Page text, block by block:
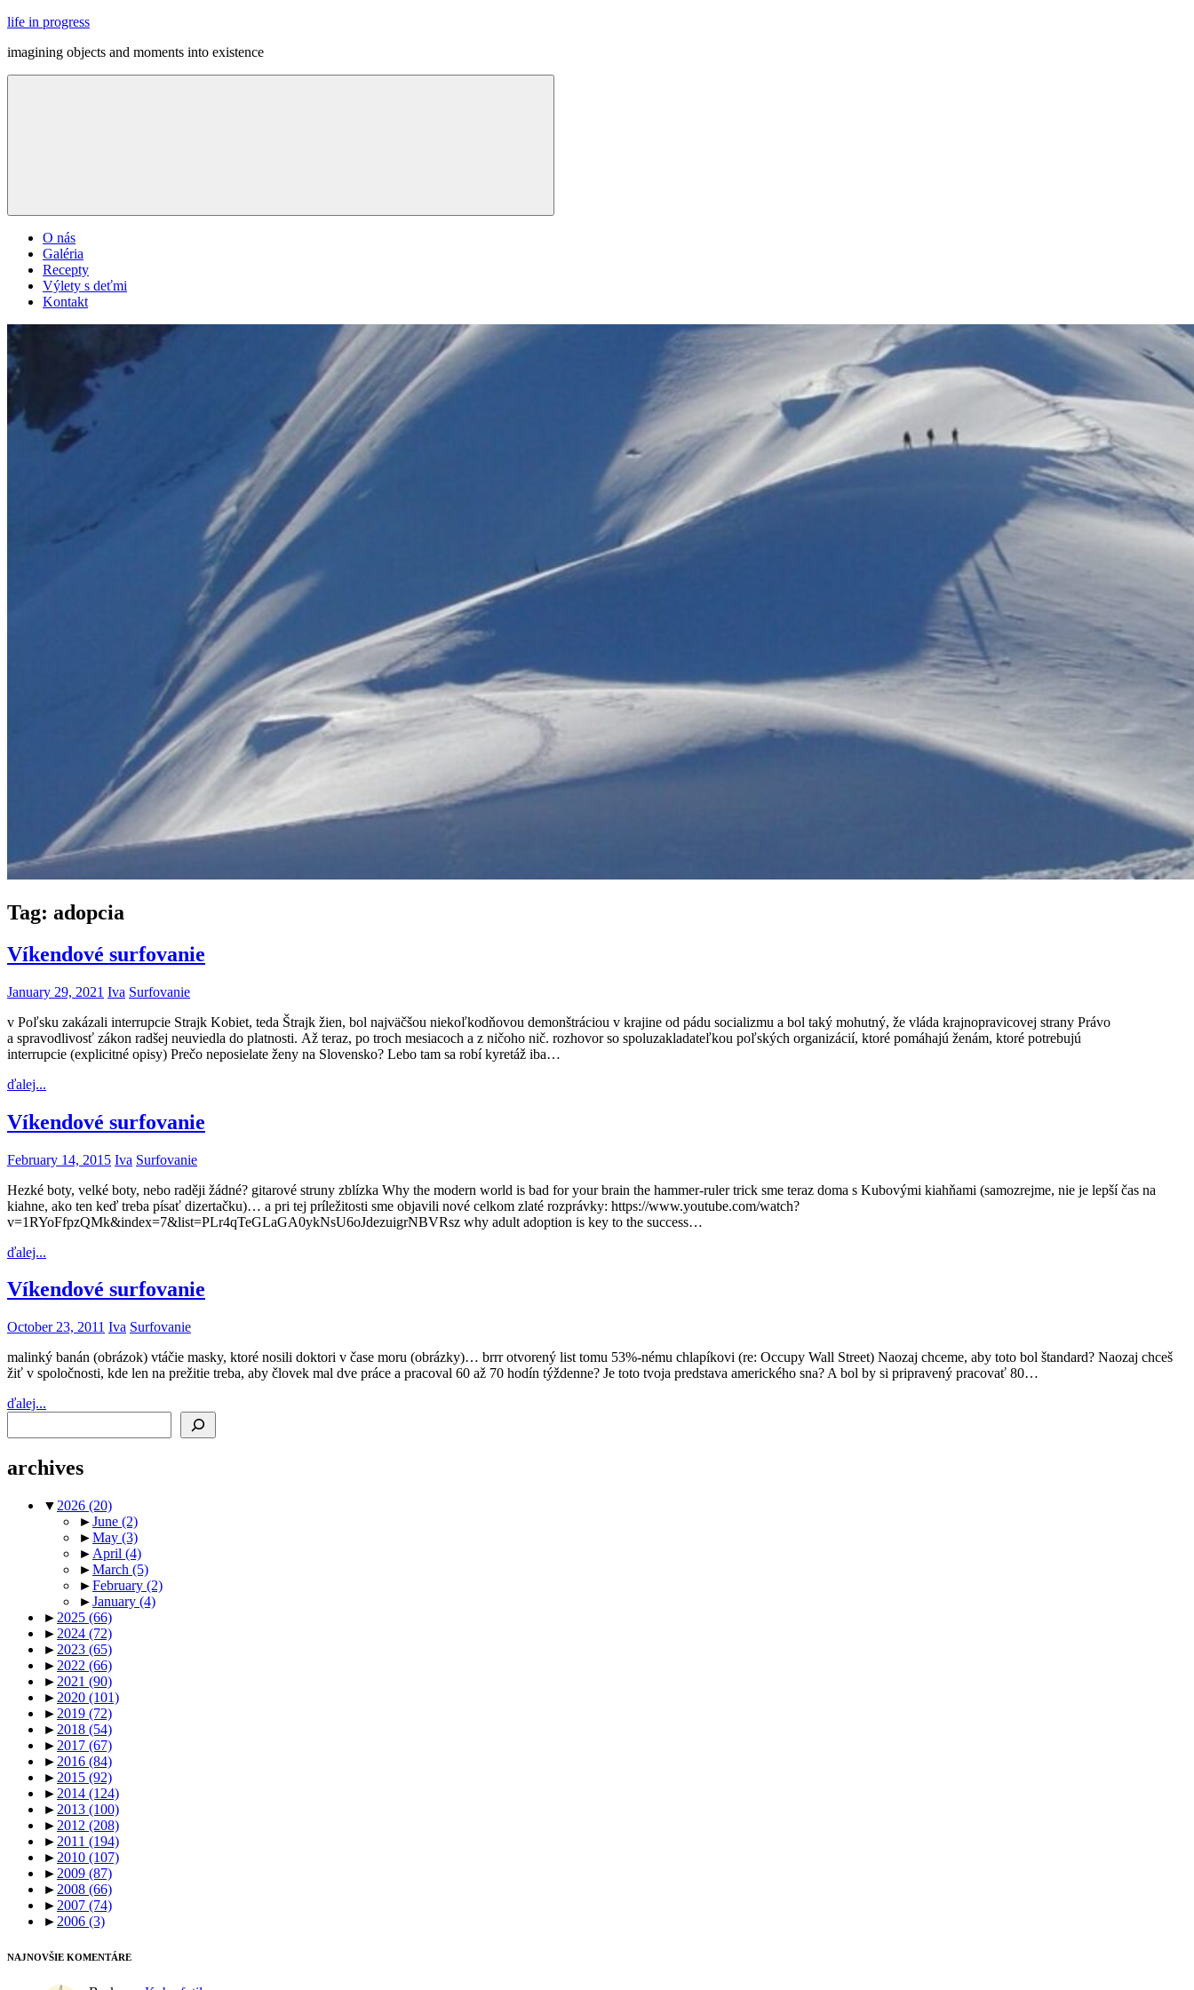
Skip
content
life in progress
imagining objects and moments into existence
Menu
O nás
Galéria
Recepty
Výlety s deťmi
Kontakt
Tag: adopcia
Víkendové surfovanie
January 29, 2021 Iva Surfovanie
v Poľsku zakázali interrupcie Strajk Kobiet, teda Štrajk žien, bol najväčšou niekoľkodňovou demonštráciou v krajine od pádu socializmu a bol taký mohutný, že vláda krajnopravicovej strany Právo
a spravodlivosť zákon radšej neuviedla do platnosti. Až teraz, po troch mesiacoch a z ničoho nič. rozhovor so spoluzakladateľkou poľských organizácií, ktoré pomáhajú ženám, ktoré potrebujú
interrupcie (explicitné opisy) Prečo neposielate ženy na Slovensko? Lebo tam sa robí kyretáž iba…
ďalej...
Víkendové surfovanie
February 14, 2015 Iva Surfovanie
Hezké boty, velké boty, nebo raději žádné? gitarové struny zblízka Why the modern world is bad for your brain the hammer-ruler trick sme teraz doma s Kubovými kiahňami (samozrejme, nie je lepší čas na
kiahne, ako ten keď treba písať dizertačku)… a pri tej príležitosti sme objavili nové celkom zlaté rozprávky: https://www.youtube.com/watch?
v=1RYoFfpzQMk&index=7&list=PLr4qTeGLaGA0ykNsU6oJdezuigrNBVRsz why adult adoption is key to the success…
ďalej...
Víkendové surfovanie
October 23, 2011 Iva Surfovanie
malinký banán (obrázok) vtáčie masky, ktoré nosili doktori v čase moru (obrázky)… brrr otvorený list tomu 53%-nému chlapíkovi (re: Occupy Wall Street) Naozaj chceme, aby toto bol štandard? Naozaj chceš
žiť v spoločnosti, kde len na prežitie treba, aby človek mal dve práce a pracoval 60 až 70 hodín týždenne? Je toto tvoja predstava amerického sna? A bol by si pripravený pracovať 80…
ďalej...
archives
▼ 2026 (20)
►June (2)
►May (3)
► April (4)
►March (5)
►February (2)
►January (4)
► 2025 (66)
► 2024 (72)
► 2023 (65)
► 2022 (66)
► 2021 (90)
► 2020 (101)
► 2019 (72)
► 2018 (54)
► 2017 (67)
► 2016 (84)
► 2015 (92)
► 2014 (124)
► 2013 (100)
► 2012 (208)
► 2011 (194)
► 2010 (107)
► 2009 (87)
► 2008 (66)
► 2007 (74)
► 2006 (3)
NAJNOVŠIE KOMENTÁRE